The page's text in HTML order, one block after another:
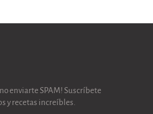
enviarte SPAM! Suscríbete
y recetas increíbles.